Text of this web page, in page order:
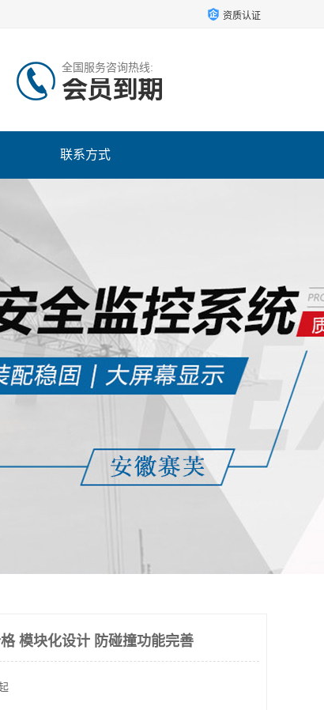
资质认证
全国服务咨询热线:
会员到期
联系方式
模块化设计 防碰撞功能完善